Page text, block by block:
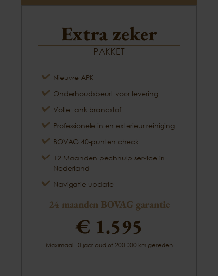
Extra zeker
PAKKET
Nieuwe APK
Onderhoudsbeurt voor levering
Volle tank brandstof
Professionele in en exterieur reiniging
BOVAG 40-punten check
12 Maanden pechhulp service in
Nederland
Navigatie update
24 maanden BOVAG garantie
€ 1.595
Maximaal 10 jaar oud of 200.000 km gereden